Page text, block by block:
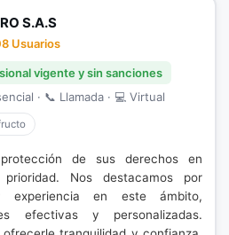
S.A.S
Usuarios
vigente y sin sanciones
· 📞 Llamada · 💻 Virtual
de sus derechos en
Nos destacamos por
experiencia en este ámbito,
efectivas y personalizadas.